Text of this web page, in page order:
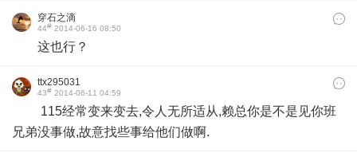
穿石之滴
44# 2014-06-16 08:50
这也行？
ttx295031
43# 2014-06-11 04:59
115经常变来变去,令人无所适从,赖总你是不是见你班
兄弟没事做,故意找些事给他们做啊.